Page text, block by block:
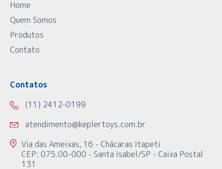
Home
Quem Somos
Produtos
Contato
Contatos
(11) 2412-0199
atendimento@keplertoys.com.br
Via das Ameixas, 16 - Chácaras Itapeti
CEP: 075.00-000 - Santa Isabel/SP - Caixa Postal
131